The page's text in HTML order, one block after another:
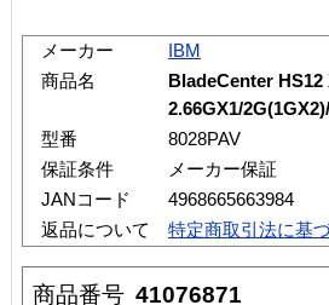
メーカー
IBM
商品名
BladeCenter HS12
2.66GX1/
型番
8028PAV
保証条件
メーカー保証
JANコード
4968665663984
返品について
特定商取引法に基
商品番号 41076871